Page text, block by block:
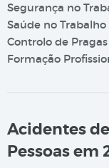
Segurança no
Saúde no
Controlo de
Formação
Acidentes
Pessoas em